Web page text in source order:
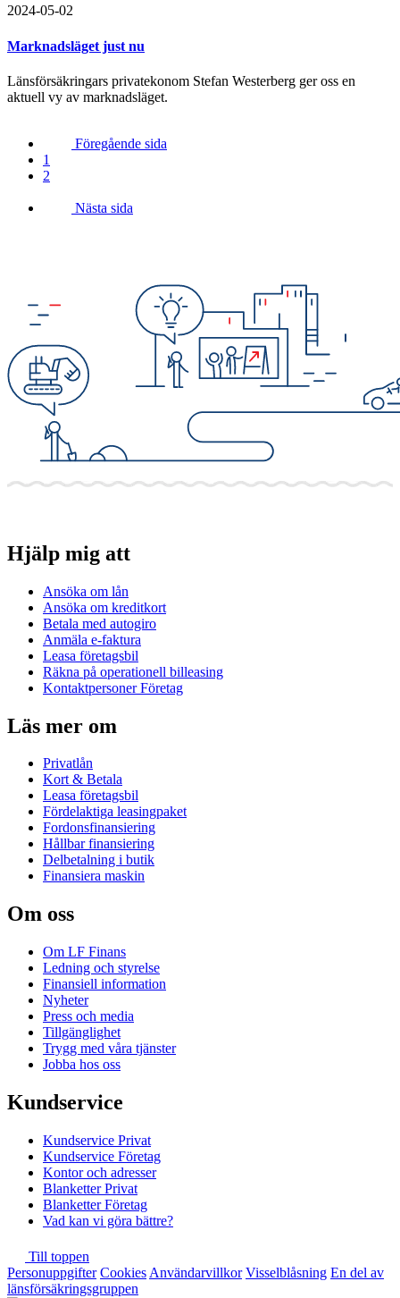
2024-05-02
Marknadsläget just nu
Länsförsäkringars privatekonom Stefan Westerberg ger oss en
aktuell vy av marknadsläget.
Föregående sida
1
2
Nästa sida
Hjälp mig att
Ansöka om lån
Ansöka om kreditkort
Betala med autogiro
Anmäla e-faktura
Leasa företagsbil
Räkna på operationell billeasing
Kontaktpersoner Företag
Läs mer om
Privatlån
Kort & Betala
Leasa företagsbil
Fördelaktiga leasingpaket
Fordonsfinansiering
Hållbar finansiering
Delbetalning i butik
Finansiera maskin
Om oss
Om LF Finans
Ledning och styrelse
Finansiell information
Nyheter
Press och media
Tillgänglighet
Trygg med våra tjänster
Jobba hos oss
Kundservice
Kundservice Privat
Kundservice Företag
Kontor och adresser
Blanketter Privat
Blanketter Företag
Vad kan vi göra bättre?
Till toppen
Personuppgifter Cookies Användarvillkor Visselblåsning En del av
länsförsäkringsgruppen